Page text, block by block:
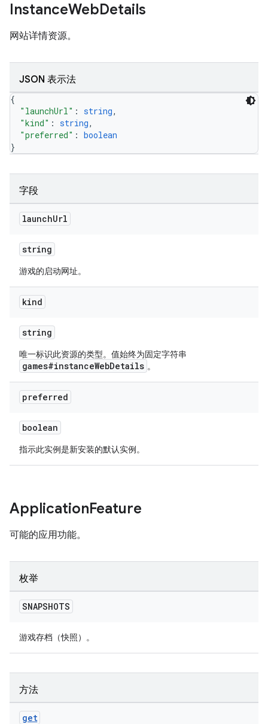
InstanceWebDetails
网站详情资源。
JSON 表示法
{
"launchUrl" : string,
"kind" : string,
"preferred" : boolean
}
字段
launchUrl
string
游戏的启动网址。
kind
string
唯一标识此资源的类型。值始终为固定字符串
games#instanceWebDetails 。
preferred
boolean
指示此实例是新安装的默认实例。
ApplicationFeature
可能的应用功能。
枚举
SNAPSHOTS
游戏存档（快照）。
方法
get